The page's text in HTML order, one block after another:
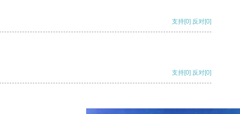
支持[0] 反对[0]
支持[0] 反对[0]